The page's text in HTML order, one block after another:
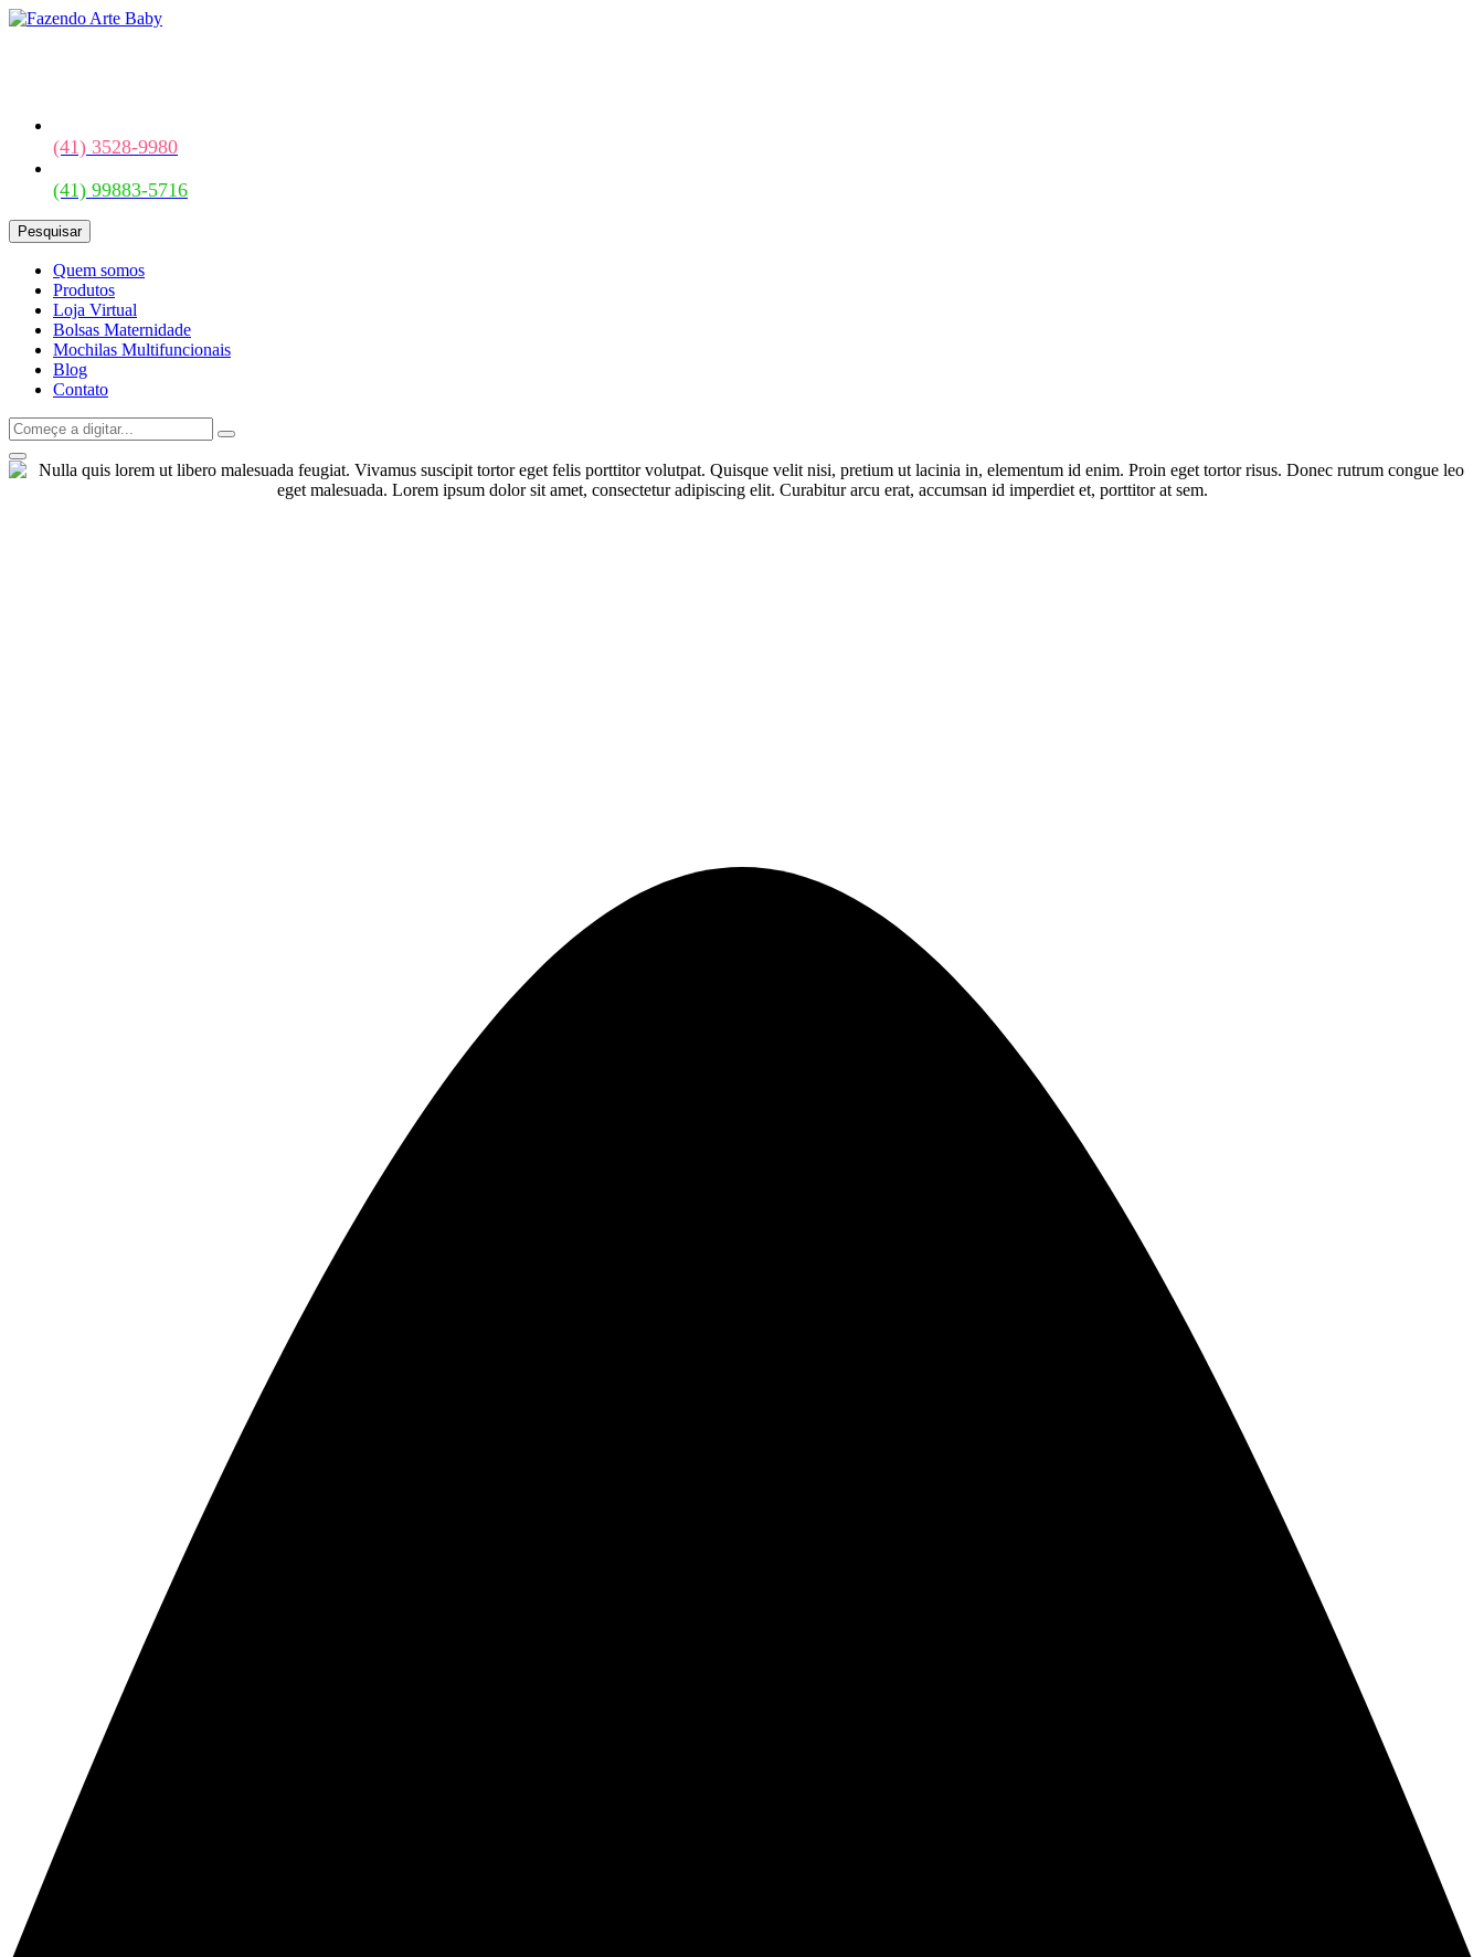
(41) 3528-9980
(41) 99883-5716
Pesquisar
Quem somos
Produtos
Loja Virtual
Bolsas Maternidade
Mochilas Multifuncionais
Blog
Contato